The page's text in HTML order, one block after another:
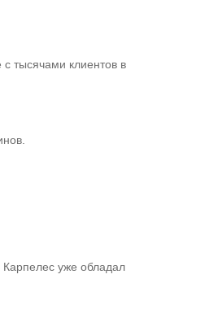
тысячами клиентов в
Карпелес уже обладал